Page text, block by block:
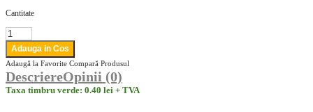
Cantitate
Adaugă la Favorite Compară Produsul
DescriereOpinii (0)
Taxa timbru verde: 0.40 lei + TVA